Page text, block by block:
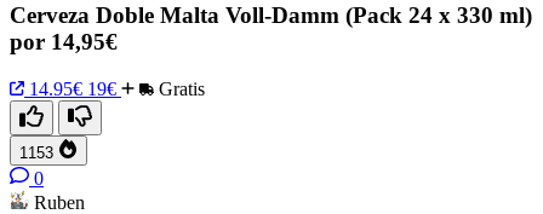
Cerveza Doble Malta Voll-Damm (Pack 24 x 330 ml)
por 14,95€
14.95€ 19€ Gratis
1153
0
Ruben